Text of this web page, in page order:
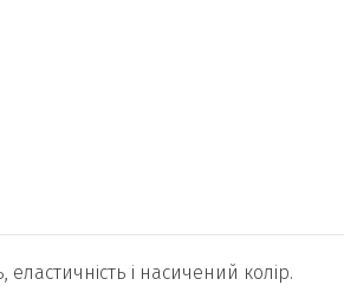
еластичність і насичений колір.